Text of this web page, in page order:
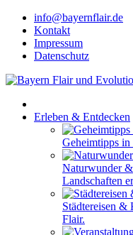
info@bayernflair.de
Kontakt
Impressum
Datenschutz
Erleben & Entdecken
Geheimtipps in
Naturwunder
Landschaften
Städtereisen
Flair.